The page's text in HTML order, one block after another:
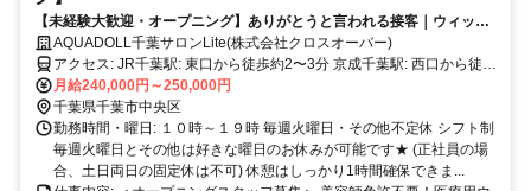
【未経験大歓迎・オープニング】ありがとうと言われる接客｜ウィッグ
販売スタッフ
AQUADOLL千葉サロンLite(株式会社クロスオーバー)
アクセス: JR千葉駅: 東口から徒歩約2〜3分 京成千葉駅: 西口から徒歩
約2〜3分 千葉都市モノレール: 千葉駅から徒歩約4分
月給240,000円～250,000円
千葉県千葉市中央区
勤務時間・曜日: １０時～１９時 毎週火曜日・その他不定休 シフト制
毎週火曜日とその他は好きな曜日のお休みが可能です★ (正社員の場
合、土日両日の固定休は不可) 休憩はしっかり1時間確保できま...